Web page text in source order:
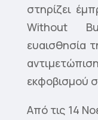
στηρίζει
Without
ευαισθησία
εκφοβισμού
Από τις 14